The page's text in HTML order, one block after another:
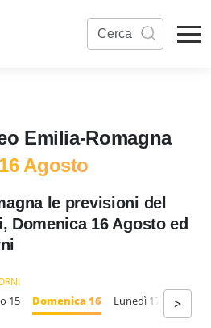
Emilia-Romagna
Agosto
le previsioni del
Domenica 16 Agosto ed
15 Domenica 16 Lunedì 17 >